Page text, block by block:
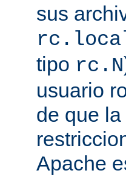
sus
tipo rc.N
usuario
de que
Apache